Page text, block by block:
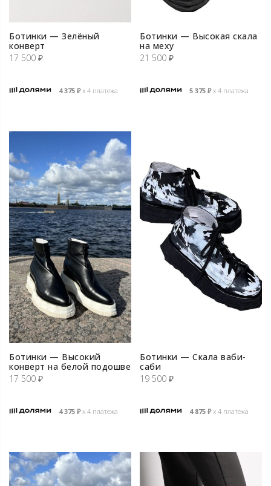
Ботинки — Зелёный
конверт
17 500 ₽
4 375 ₽х 4 платежа
Ботинки — Высокая скала
на меху
21 500 ₽
5 375 ₽х 4 платежа
Ботинки — Высокий
конверт на белой подошве
17 500 ₽
4 375 ₽х 4 платежа
Ботинки — Скала ваби-
cаби
19 500 ₽
4 875 ₽х 4 платежа